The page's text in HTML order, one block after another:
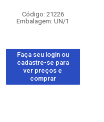
Código: 21226
Embalagem: UN/1
Faça seu login ou
cadastre-se para
ver preços e
comprar